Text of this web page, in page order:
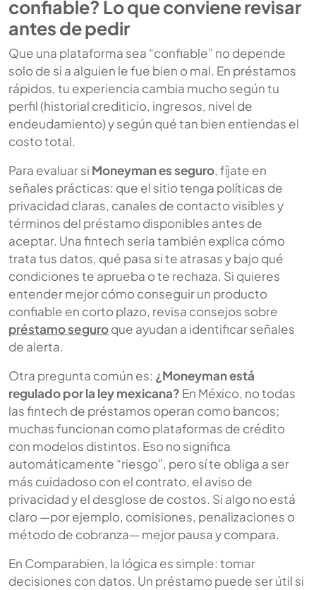
confiable? Lo que conviene revisar
antes de pedir
Que una plataforma sea “confiable” no depende
solo de si a alguien le fue bien o mal. En préstamos
rápidos, tu experiencia cambia mucho según tu
perfil (historial crediticio, ingresos, nivel de
endeudamiento) y según qué tan bien entiendas el
costo total.
Para evaluar si Moneyman es seguro, fíjate en
señales prácticas: que el sitio tenga políticas de
privacidad claras, canales de contacto visibles y
términos del préstamo disponibles antes de
aceptar. Una fintech seria también explica cómo
trata tus datos, qué pasa si te atrasas y bajo qué
condiciones te aprueba o te rechaza. Si quieres
entender mejor cómo conseguir un producto
confiable en corto plazo, revisa consejos sobre
préstamo seguroque ayudan a identificar señales
de alerta.
Otra pregunta común es: ¿Moneyman está
regulado por la ley mexicana? En México, no todas
las fintech de préstamos operan como bancos;
muchas funcionan como plataformas de crédito
con modelos distintos. Eso no significa
automáticamente “riesgo”, pero sí te obliga a ser
más cuidadoso con el contrato, el aviso de
privacidad y el desglose de costos. Si algo no está
claro —por ejemplo, comisiones, penalizaciones o
método de cobranza— mejor pausa y compara.
En Comparabien, la lógica es simple: tomar
decisiones con datos. Un préstamo puede ser útil si